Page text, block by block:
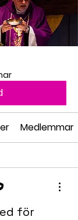
Medlemmar
för